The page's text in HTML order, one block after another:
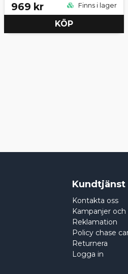
969 kr Finns i lager
KÖP
Kundtjänst
Kontakta oss
Kampanjer
Reklamation
Policy chase
Returnera
Logga in